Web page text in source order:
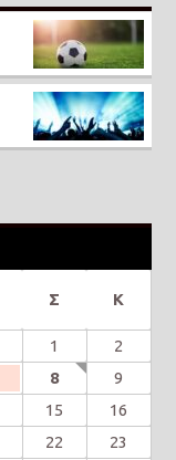
Σ Κ
1
2
8
9
15
16
22
23